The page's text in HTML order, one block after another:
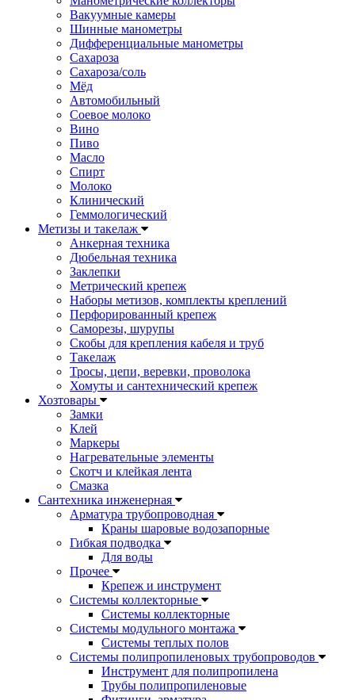
Вакуумные камеры
Шинные манометры
Дифференциальные манометры
Сахароза
Сахароза/соль
Мёд
Автомобильный
Соевое молоко
Вино
Пиво
Масло
Спирт
Молоко
Клинический
Геммологический
Метизы и такелаж
Анкерная техника
Дюбельная техника
Заклепки
Метрический крепеж
Наборы метизов, комплекты креплений
Перфорированный крепеж
Саморезы, шурупы
Скобы для крепления кабеля и труб
Такелаж
Тросы, цепи, веревки, проволока
Хомуты и сантехнический крепеж
Хозтовары
Замки
Клей
Маркеры
Нагревательные элементы
Скотч и клейкая лента
Смазка
Сантехника инженерная
Арматура трубопроводная
Краны шаровые водозапорные
Гибкая подводка
Для воды
Прочее
Крепеж и инструмент
Системы коллекторные
Системы коллекторные
Системы модульного монтажа
Системы теплых полов
Системы полипропиленовых трубопроводов
Инструмент для полипропилена
Трубы полипропиленовые